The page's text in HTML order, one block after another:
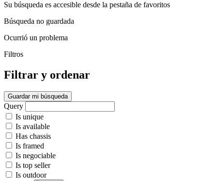
Su búsqueda es accesible desde la pestaña de favoritos
Búsqueda no guardada
Ocurrió un problema
Filtros
Filtrar y ordenar
Guardar mi búsqueda
Query
Is unique
Is available
Has chassis
Is framed
Is negociable
Is top seller
Is outdoor